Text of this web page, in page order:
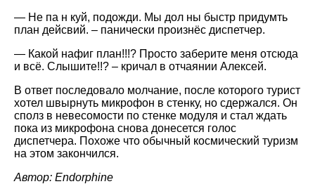
— Не па н куй, подожди. Мы дол ны быстр придумть
план дейсвий. – панически произнёс диспетчер.
— Какой нафиг план!!!? Просто заберите меня отсюда
и всё. Слышите!!? – кричал в отчаянии Алексей.
В ответ последовало молчание, после которого турист
хотел швырнуть микрофон в стенку, но сдержался. Он
сполз в невесомости по стенке модуля и стал ждать
пока из микрофона снова донесется голос
диспетчера. Похоже что обычный космический туризм
на этом закончился.
Автор: Endorphine